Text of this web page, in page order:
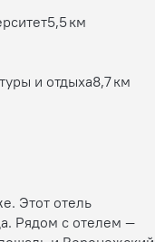
5,5 км
и отдыха8,7 км
Этот отель
Рядом с отелем —